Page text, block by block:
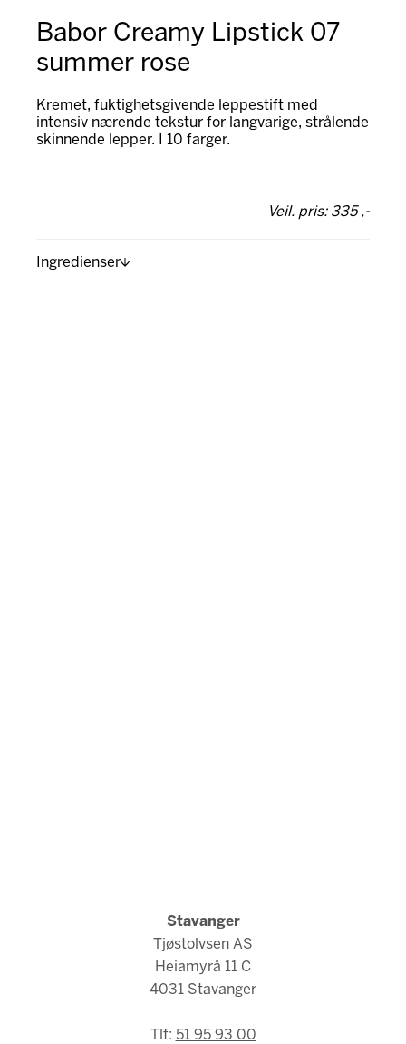
Babor Creamy Lipstick 07
summer rose
Kremet, fuktighetsgivende leppestift med
intensiv nærende tekstur for langvarige, strålende
skinnende lepper. I 10 farger.
Veil. pris: 335 ,-
Ingredienser
Stavanger
Tjøstolvsen AS
Heiamyrå 11 C
4031 Stavanger
Tlf: 51 95 93 00